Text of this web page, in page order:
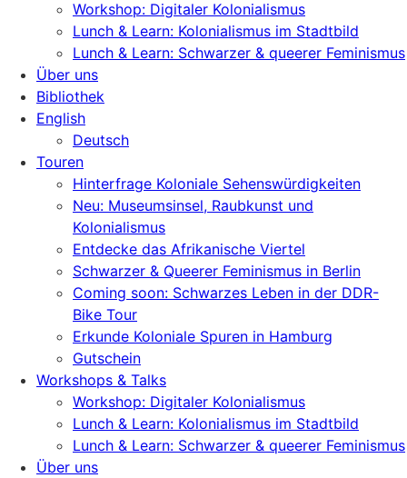
Workshop: Digitaler Kolonialismus
Lunch & Learn: Kolonialismus im Stadtbild
Lunch & Learn: Schwarzer & queerer Feminismus
Über uns
Bibliothek
English
Deutsch
Touren
Hinterfrage Koloniale Sehenswürdigkeiten
Neu: Museumsinsel, Raubkunst und
Kolonialismus
Entdecke das Afrikanische Viertel
Schwarzer & Queerer Feminismus in Berlin
Coming soon: Schwarzes Leben in der DDR-
Bike Tour
Erkunde Koloniale Spuren in Hamburg
Gutschein
Workshops & Talks
Workshop: Digitaler Kolonialismus
Lunch & Learn: Kolonialismus im Stadtbild
Lunch & Learn: Schwarzer & queerer Feminismus
Über uns